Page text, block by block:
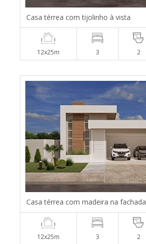
Casa térrea com tijolinho à vista
12x25m 3 2
Casa térrea com madeira na fachada
12x25m 3 2